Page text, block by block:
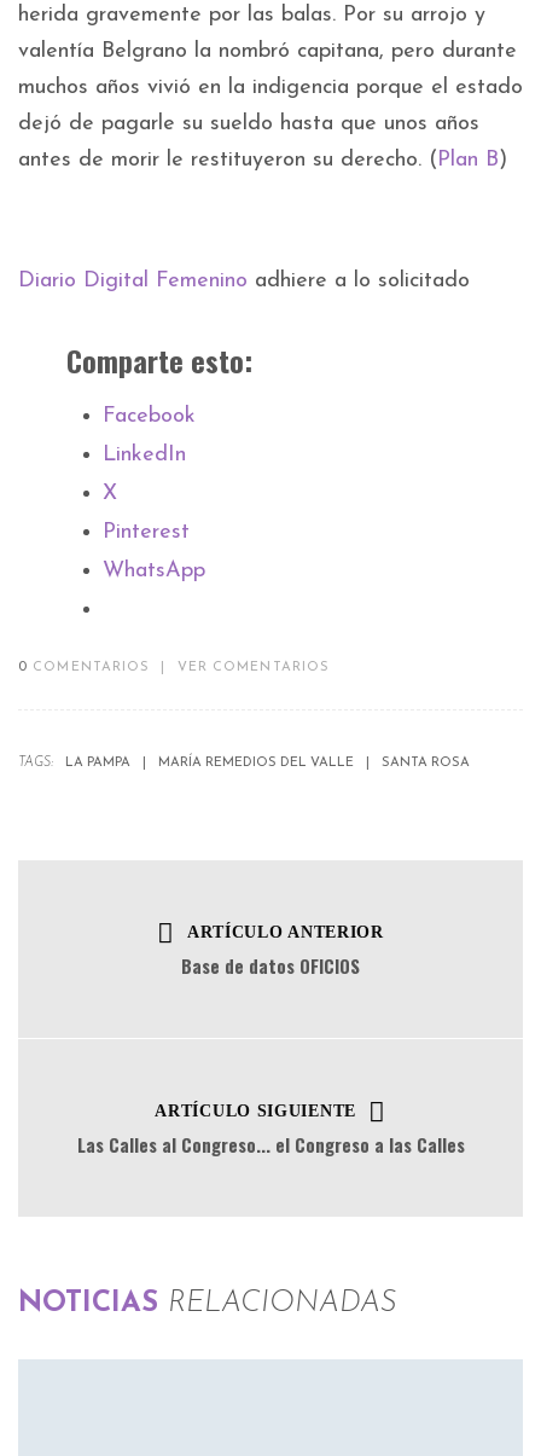
herida gravemente por las balas. Por su arrojo y
valentía Belgrano la nombró capitana, pero durante
muchos años vivió en la indigencia porque el estado
dejó de pagarle su sueldo hasta que unos años
antes de morir le restituyeron su derecho. ( Plan B)
Diario Digital Femenino adhiere a lo solicitado
Comparte esto:
Facebook
LinkedIn
X
Pinterest
WhatsApp
0 COMENTARIOS VER COMENTARIOS
TAGS: LA PAMPA MARÍA REMEDIOS DEL VALLE SANTA ROSA
ARTÍCULO ANTERIOR
Base de datos OFICIOS
ARTÍCULO SIGUIENTE
Las Calles al Congreso... el Congreso a las Calles
NOTICIAS RELACIONADAS